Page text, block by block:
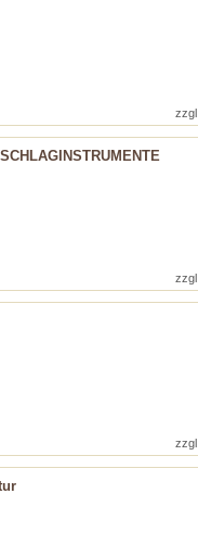
zzgl.
zzgl.
zzgl.